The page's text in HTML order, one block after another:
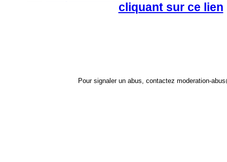
cliquant sur ce lien
Pour signaler un abus, contactez moderation-